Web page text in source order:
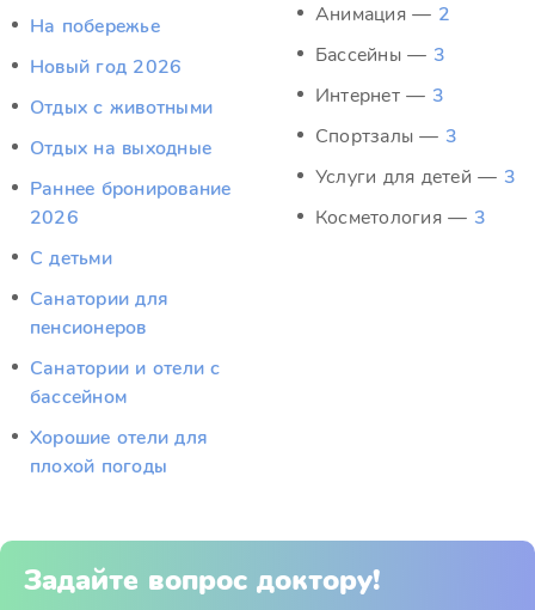
На побережье
Новый год 2026
Отдых c животными
Отдых на выходные
Раннее бронирование
2026
С детьми
Санатории для
пенсионеров
Санатории и отели с
бассейном
Хорошие отели для
плохой погоды
Анимация — 2
Бассейны — 3
Интернет — 3
Спортзалы — 3
Услуги для детей — 3
Косметология — 3
Задайте вопрос доктору!